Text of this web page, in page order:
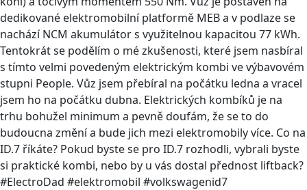
dedikované elektromobilní platformě MEB a v podlaze se
nachází NCM akumulátor s využitelnou kapacitou 77 kWh.
Tentokrát se podělím o mé zkušenosti, které jsem nasbíral
s tímto velmi povedeným elektrickým kombi ve výbavovém
stupni People. Vůz jsem přebíral na počátku ledna a vracel
jsem ho na počátku dubna. Elektrických kombíků je na
trhu bohužel minimum a pevně doufám, že se to do
budoucna změní a bude jich mezi elektromobily více. Co na
ID.7 říkáte? Pokud byste se pro ID.7 rozhodli, vybrali byste
si praktické kombi, nebo by u vás dostal přednost liftback?
#ElectroDad #elektromobil #volkswagenid7